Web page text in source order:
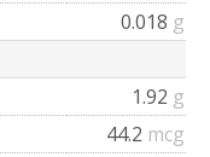
0.018 g
1.92 g
44.2 mcg